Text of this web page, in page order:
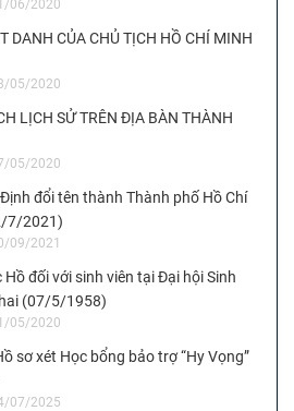
06/2020
DANH CỦA CHỦ TỊCH HỒ CHÍ MINH
05/2020
LỊCH SỬ TRÊN ĐỊA BÀN THÀNH
05/2020
đổi tên thành Thành phố Hồ Chí
7/2021)
09/2021
đối với sinh viên tại Đại hội Sinh
(07/5/1958)
05/2020
sơ xét Học bổng bảo trợ “Hy Vọng”
07/2025